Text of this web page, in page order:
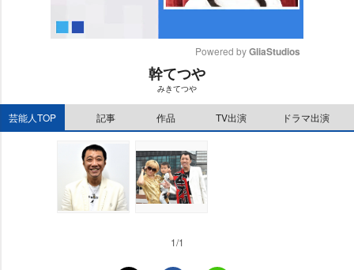
e
Powered by GliaStudios
幹てつ
みきてつ
芸能人TOP 記事 作品 TV出演 ドラマ出演
1/1